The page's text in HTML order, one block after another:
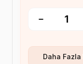
Daha Fazla